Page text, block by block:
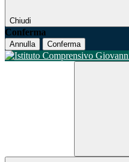
Chiudi
Conferma
Annulla Conferma